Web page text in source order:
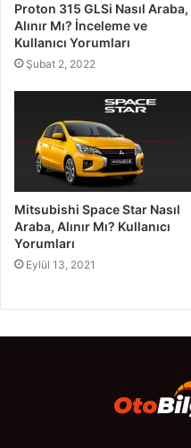
Proton 315 GLSi Nasıl Araba,
Alınır Mı? İnceleme ve
Kullanıcı Yorumları
Şubat 2, 2022
Mitsubishi Space Star Nasıl
Araba, Alınır Mı? Kullanıcı
Yorumları
Eylül 13, 2021